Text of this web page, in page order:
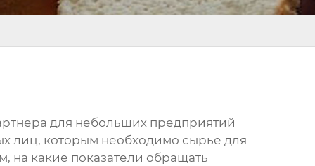
для небольших предприятий
лиц, которым необходимо сырье для
на какие показатели обращать